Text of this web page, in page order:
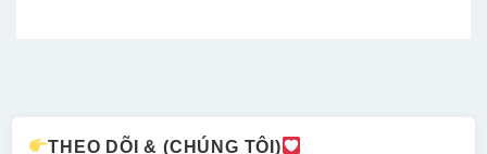
THEO DÕI & (CHÚNG TÔI)